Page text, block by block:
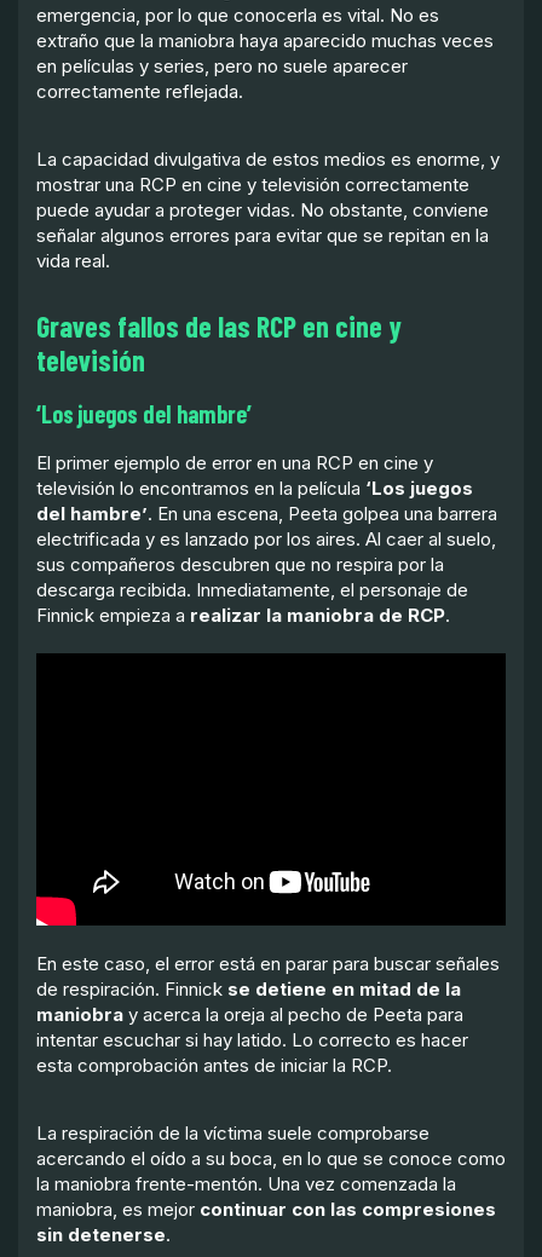
emergencia, por lo que conocerla es vital. No es
extraño que la maniobra haya aparecido muchas veces
en películas y series, pero no suele aparecer
correctamente reflejada.
La capacidad divulgativa de estos medios es enorme, y
mostrar una RCP en cine y televisión correctamente
puede ayudar a proteger vidas. No obstante, conviene
señalar algunos errores para evitar que se repitan en la
vida real.
Graves fallos de las RCP en cine y
televisión
‘Los juegos del hambre’
El primer ejemplo de error en una RCP en cine y
televisión lo encontramos en la película ‘Los juegos
del hambre’. En una escena, Peeta golpea una barrera
electrificada y es lanzado por los aires. Al caer al suelo,
sus compañeros descubren que no respira por la
descarga recibida. Inmediatamente, el personaje de
Finnick empieza a realizar la maniobra de RCP.
En este caso, el error está en parar para buscar señales
de respiración. Finnick se detiene en mitad de la
maniobra y acerca la oreja al pecho de Peeta para
intentar escuchar si hay latido. Lo correcto es hacer
esta comprobación antes de iniciar la RCP.
La respiración de la víctima suele comprobarse
acercando el oído a su boca, en lo que se conoce como
la maniobra frente-mentón. Una vez comenzada la
maniobra, es mejor continuar con las compresiones
sin detenerse.